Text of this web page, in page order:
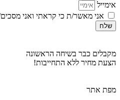
אימייל
אני מאשר/ת כי קראתי ואני
שלח
מקבלים כבר בשיחה הראשונה
הצעת מחיר ללא התחייבות!
מפת אתר